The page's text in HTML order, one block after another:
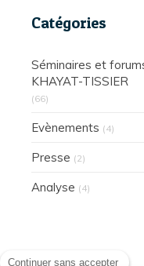
Catégories
Séminaires et
KHAYAT-TISSIER
(66)
Evènements (4)
Presse (2)
Analyse (4)
Continuer sans accepter